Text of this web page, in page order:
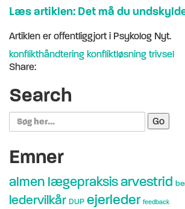
Læs artiklen: Det må du
Artiklen er offentliggjort i Psykolog Nyt.
konflikthåndtering konfliktløsning trivsel
Share:
Search
Search
for:
Emner
almen lægepraksisarvestrid
ledervilkår DUP ejerleder feedback